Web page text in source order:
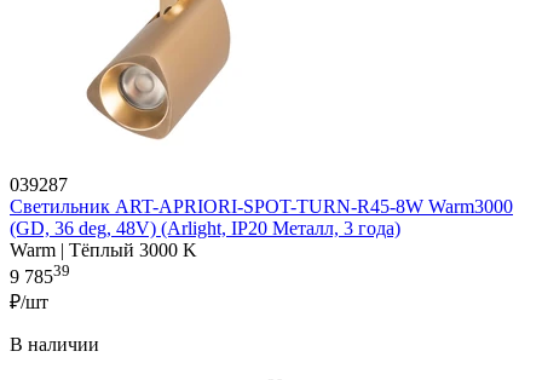
039287
Светильник ART-APRIORI-SPOT-TURN-R45-8W Warm3000
(GD, 36 deg, 48V) (Arlight, IP20 Металл, 3 года)
Warm | Тёплый 3000 K
9 78539
₽/шт
В наличии